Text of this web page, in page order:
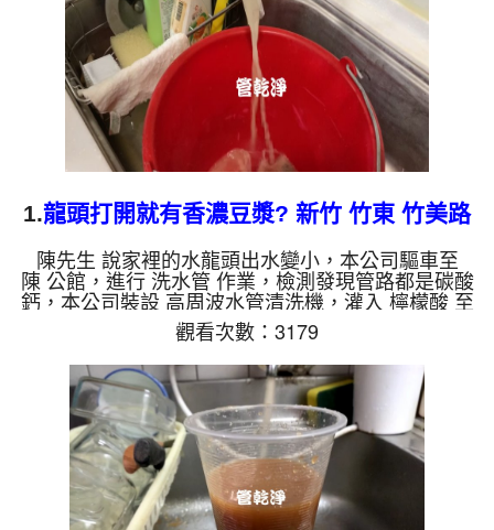
1.龍頭打開就有香濃豆漿? 新竹 竹東 竹美路
洗水管
陳先生 說家裡的水龍頭出水變小，本公司驅車至
陳 公館，進行 洗水管 作業，檢測發現管路都是碳酸
鈣，本公司裝設 高周波水管清洗機，灌入 檸檬酸 至
水管，等了約15分，開啟 水管清洗機 ，啟動 脈衝
波 模式，剛洗水管就流出白色髒水，看起來就像是
香濃豆漿，兩個多小時後，出水都恢復正常了。 如
是自來水，如水管老化，會產生鐵鏽跟泥沙堆積，洗
出來的水就會是咖啡色，地下水含有氧化錳，管壁上
會結成黑色管垢，洗出來的水會跟石油一樣黑，有些
洗出綠色的水，是因為裡面有銅的物質，生鏽產生銅
綠，如是藍色的水，是因...
觀看次數：3179